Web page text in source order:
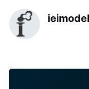
ieimodel